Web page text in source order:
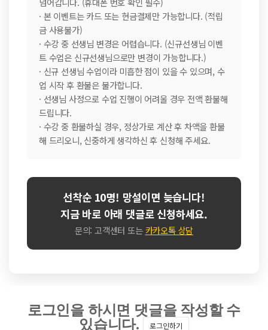
· 본 이벤트는 카드 또는 현금결제만 가능합니다. (적립
금 사용불가)
· 수강 중 선생님 변경은 어렵습니다. (신규선생님 이벤
트 수업은 신규선생님으로만 변경이 가능합니다.)
· 신규 선생님 수업이라 미흡한 점이 있을 수 있으며, 수
업 시작 후 환불은 불가합니다.
· 선생님 사정으로 수업 진행이 어려울 경우 전액 환불해
드립니다.
· 수강 중 환불하실 경우, 정상가로 계산 후 차액을 환불
해 드리오니, 신중하게 생각하신 후 신청해 주세요.
선착순 10명! 망설이면 늦습니다!
지금 바로 아래 댓글로 신청하세요.
문의: 고객센터 또는 카카오톡 상담